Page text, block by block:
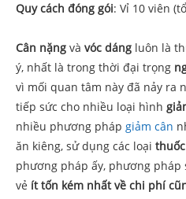
Quy cách đóng gói: Vỉ 10 viên
Cân nặng và vóc dáng luôn là
ý, nhất là trong thời đại trọng
vì mối quan tâm này đã nảy ra
tiếp sức cho nhiều loại hình
nhiều phương pháp giảm cân
ăn kiêng, sử dụng các loại
phương pháp ấy, phương pháp
vẻ ít tốn kém nhất về chi phí